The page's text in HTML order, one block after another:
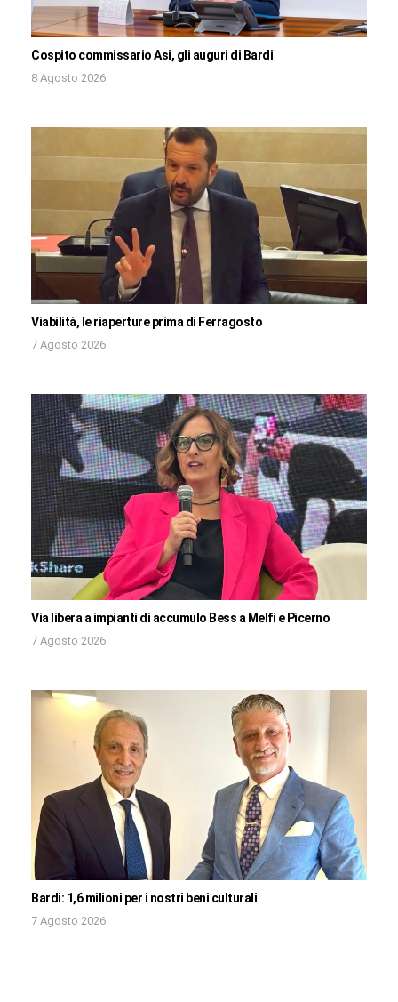
Cospito commissario Asi, gli auguri di Bardi
8 Agosto 2026
Viabilità, le riaperture prima di Ferragosto
7 Agosto 2026
Via libera a impianti di accumulo Bess a Melfi e Picerno
7 Agosto 2026
Bardi: 1,6 milioni per i nostri beni culturali
7 Agosto 2026